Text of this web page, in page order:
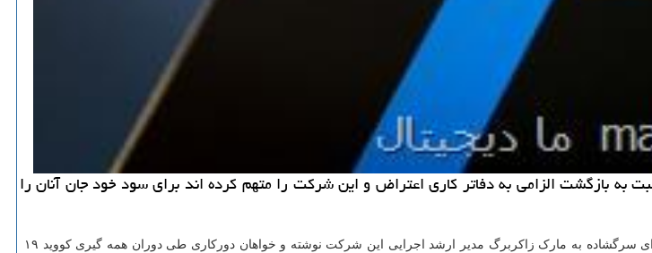
سرگشاده نسبت به بازگشت الزامی به دفاتر كاری اعتراض و این شركت را متهم كرده اند برای سود خود جان آنان را
به گزارش ما دیجیتال به نقل از سی ان بی سی، بیشتر از ۲۰۰ بازبین فیسبوک در آمریکا و اروپا نامه ای سرگشاده به مارک زاکربرگ مدیر ارشد اجرایی این شرکت نوشته و خواهان دورکاری طی دوران همه گیری کووید ۱۹